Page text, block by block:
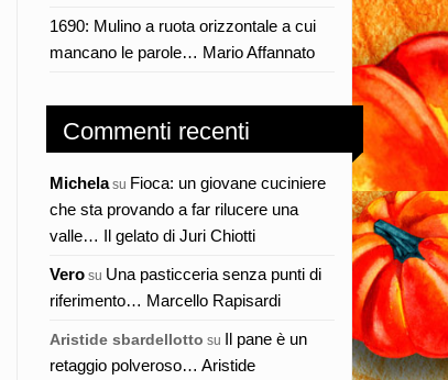
1690: Mulino a ruota orizzontale a cui
mancano le parole… Mario Affannato
Commenti recenti
Michelasu Fioca: un giovane cuciniere
che sta provando a far rilucere una
valle… Il gelato di Juri Chiotti
Vero su Una pasticceria senza punti di
riferimento… Marcello Rapisardi
Aristide sbardellotto su Il pane è un
retaggio polveroso… Aristide